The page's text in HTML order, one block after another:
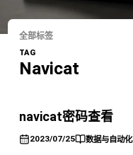
全部标签
TAG
Navicat
navicat密码查看
2023/07/25 数据与自动化